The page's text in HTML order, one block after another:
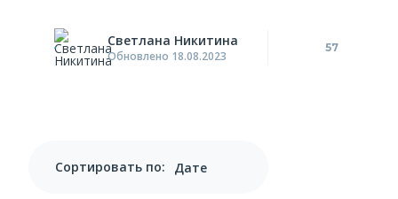
Светлана Никитина
Обновлено 18.08.2023
57
Сортировать по: